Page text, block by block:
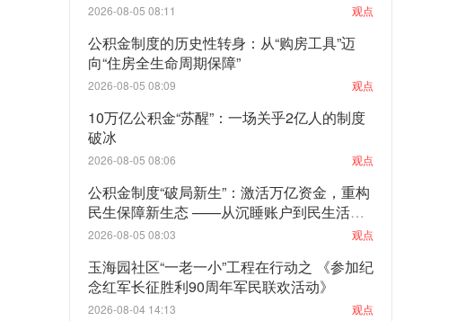
2026-08-05 08:11 观点
公积金制度的历史性转身：从“购房工具”迈
向“住房全生命周期保障”
2026-08-05 08:09 观点
10万亿公积金“苏醒”：一场关乎2亿人的制度
破冰
2026-08-05 08:06 观点
公积金制度“破局新生”：激活万亿资金，重构
民生保障新生态 ——从沉睡账户到民生活
水：一场关乎亿万家庭的制度性觉醒
2026-08-05 08:03 观点
玉海园社区“一老一小”工程在行动之 《参加纪
念红军长征胜利90周年军民联欢活动》
2026-08-04 14:13 观点